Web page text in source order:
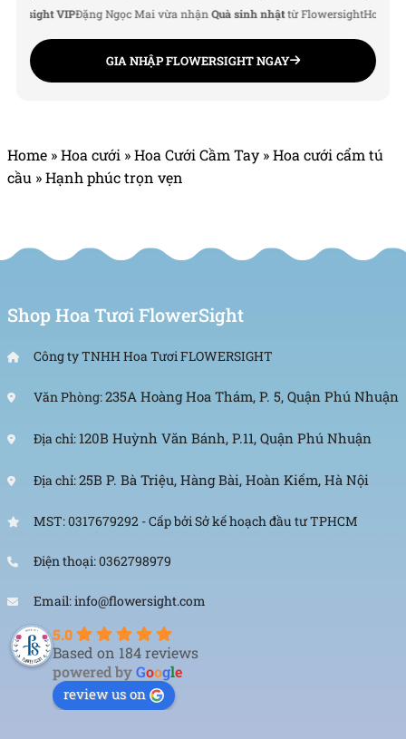
Văn Phòng: 235A Hoàng Hoa Thám, P.5, Quận Phú
Địa chỉ: 120B Huỳnh Văn Bánh, P.11, Quận Phú Nhuận,
TP.HCM
Website:https://flowersight.com/
VIPĐặng Ngọc Mai vừa nhậnQuà sinh nhậttừ FlowersightHoàng Đức
GIA NHẬP FLOWERSIGHT NGAY
Home »Hoa cưới »Hoa Cưới Cầm Tay »Hoa cưới cẩm tú
cầu »Hạnh phúc trọn vẹn
Shop Hoa Tươi FlowerSight
Công ty TNHH Hoa Tươi FLOWERSIGHT
Văn Phòng:235A Hoàng Hoa Thám, P. 5, Quận Phú Nhuận
Địa chỉ: 120B Huỳnh Văn Bánh, P.11, Quận Phú Nhuận
Địa chỉ:25B P. Bà Triệu, Hàng Bài, Hoàn Kiếm, Hà Nội
MST: 0317679292 - Cấp bởi Sở kế hoạch đầu tư TPHCM
Điện thoại: 0362798979
Email: info@flowersight.com
5.0
Based on 184 reviews
powered byGoogle
review us on